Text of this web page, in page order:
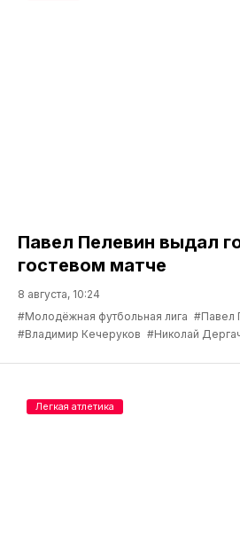
Павел Пелевин выдал
гостевом матче
8 августа, 10:24
#Молодёжная футбольная лига #Павел
#Владимир Кечеруков #Николай
Легкая атлетика